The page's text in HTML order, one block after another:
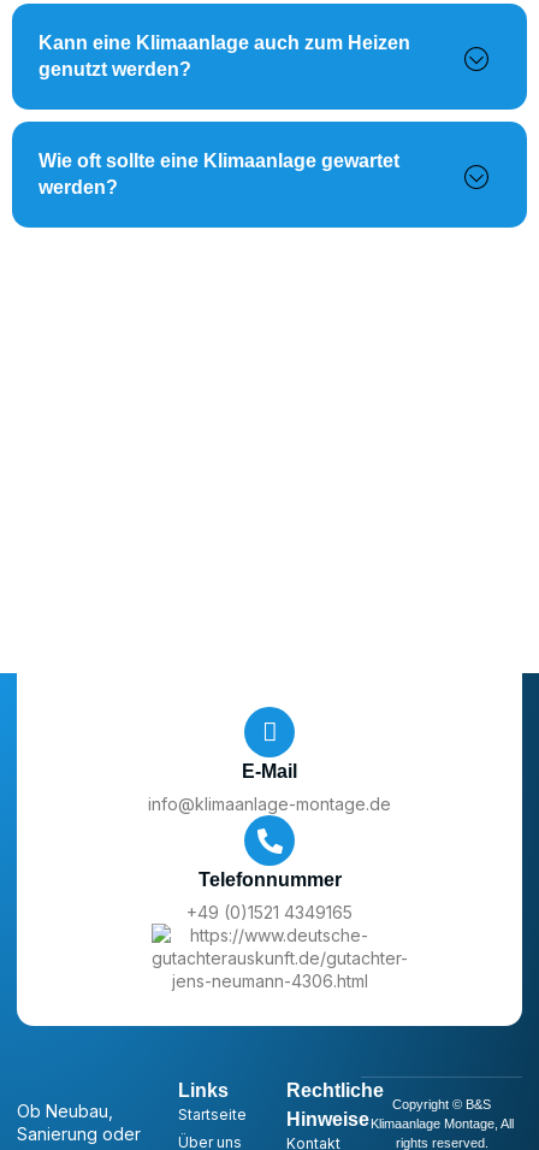
Kann eine Klimaanlage auch zum Heizen
genutzt werden?
Wie oft sollte eine Klimaanlage gewartet
werden?
Ob Neubau,
Sanierung oder
Links
Startseite
Über uns
Rechtliche
Hinweise
Kontakt
Copyright © B&S
Klimaanlage Montage, All
rights reserved.
E-Mail
info@klimaanlage-montage.de
Telefonnummer
+49 (0)1521 4349165